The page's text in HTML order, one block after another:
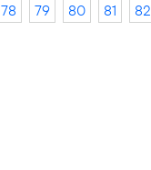
78
79 80 81 82